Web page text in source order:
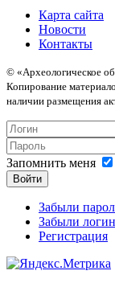
Карта сайта
Новости
Контакты
© «Археологическое
Копирование
наличии размещения
Запомнить меня
Войти
Забыли
Забыли
Регистрация